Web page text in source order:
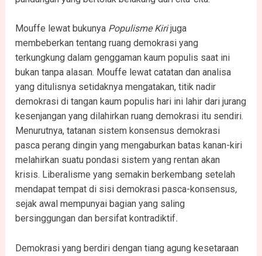
Mouffe lewat bukunya Populisme Kirijuga
membeberkan tentang ruang demokrasi yang
terkungkung dalam genggaman kaum populis saat ini
bukan tanpa alasan. Mouffe lewat catatan dan analisa
yang ditulisnya setidaknya mengatakan, titik nadir
demokrasi di tangan kaum populis hari ini lahir dari jurang
kesenjangan yang dilahirkan ruang demokrasi itu sendiri.
Menurutnya, tatanan sistem konsensus demokrasi
pasca perang dingin yang mengaburkan batas kanan-kiri
melahirkan suatu pondasi sistem yang rentan akan
krisis. Liberalisme yang semakin berkembang setelah
mendapat tempat di sisi demokrasi pasca-konsensus,
sejak awal mempunyai bagian yang saling
bersinggungan dan bersifat kontradiktif.
Demokrasi yang berdiri dengan tiang agung kesetaraan